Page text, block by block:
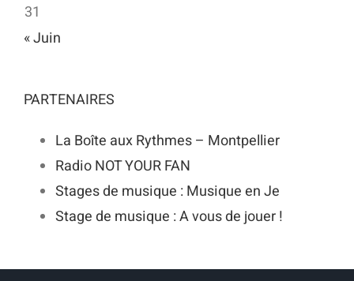
31
« Juin
PARTENAIRES
La Boîte aux Rythmes – Montpellier
Radio NOT YOUR FAN
Stages de musique : Musique en Je
Stage de musique : A vous de jouer !